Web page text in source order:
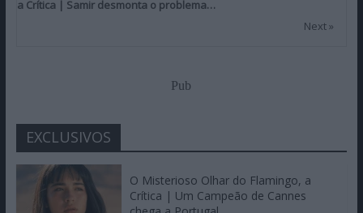
a Crítica | Samir desmonta o problema…
Next »
Pub